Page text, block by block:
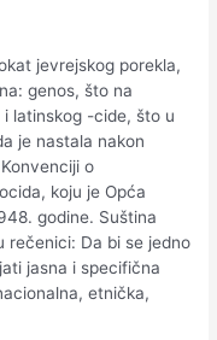
jevrejskog porekla,
genos, što na
latinskog -cide, što u
je nastala nakon
o
koju je Opća
godine. Suština
rečenici: Da bi se jedno
jasna i specifična
etnička,